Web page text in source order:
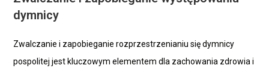
dymnicy
Zwalczanie i zapobieganie rozprzestrzenianiu się dymnicy
pospolitej jest kluczowym elementem dla zachowania zdrowia i